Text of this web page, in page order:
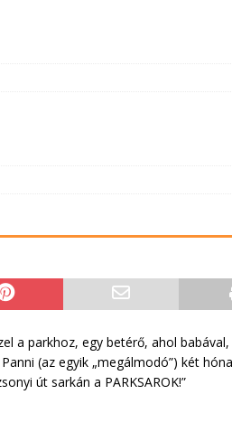
a parkhoz, egy betérő, ahol
(az egyik „megálmodó”) két
út sarkán a PARKSAROK!”